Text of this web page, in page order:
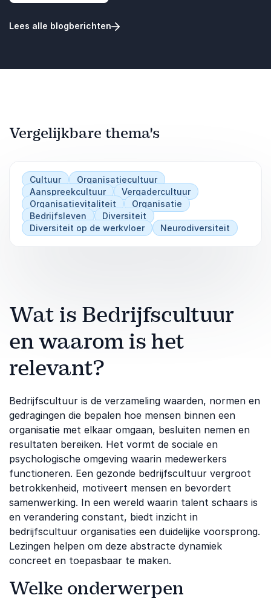
Lees alle blogberichten
Vergelijkbare thema's
Cultuur
Organisatiecultuur
Aanspreekcultuur
Vergadercultuur
Organisatievitaliteit
Organisatie
Bedrijfsleven
Diversiteit
Diversiteit op de werkvloer
Neurodiversiteit
Wat is Bedrijfscultuur
en waarom is het
relevant?
Bedrijfscultuur is de verzameling waarden, normen en
gedragingen die bepalen hoe mensen binnen een
organisatie met elkaar omgaan, besluiten nemen en
resultaten bereiken. Het vormt de sociale en
psychologische omgeving waarin medewerkers
functioneren. Een gezonde bedrijfscultuur vergroot
betrokkenheid, motiveert mensen en bevordert
samenwerking. In een wereld waarin talent schaars is
en verandering constant, biedt inzicht in
bedrijfscultuur organisaties een duidelijke voorsprong.
Lezingen helpen om deze abstracte dynamiek
concreet en toepasbaar te maken.
Welke onderwerpen